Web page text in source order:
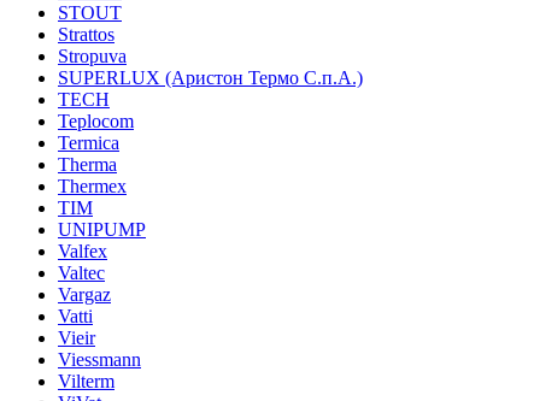
STOUT
Strattos
Stropuva
SUPERLUX (Аристон Термо С.п.А.)
TECH
Teplocom
Termica
Therma
Thermex
TIM
UNIPUMP
Valfex
Valtec
Vargaz
Vatti
Vieir
Viessmann
Vilterm